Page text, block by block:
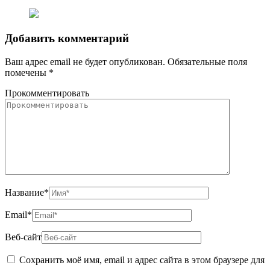
Добавить комментарий
Ваш адрес email не будет опубликован. Обязательные поля
помечены *
Прокомментировать
Название*
Email*
Веб-сайт
Сохранить моё имя, email и адрес сайта в этом браузере для